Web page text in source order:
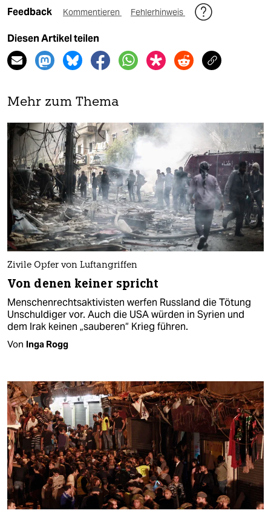
Feedback Kommentieren Fehlerhinweis
Diesen Artikel teilen
Mehr zum Thema
Zivile Opfer von Luftangriffen
Von denen keiner spricht
Menschenrechtsaktivisten werfen Russland die Tötung
Unschuldiger vor. Auch die USA würden in Syrien und
dem Irak keinen „sauberen“ Krieg führen.
Von Inga Rogg